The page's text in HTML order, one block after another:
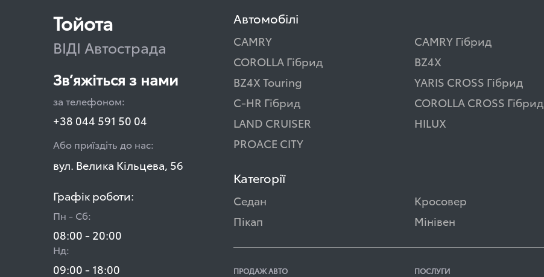
Тойота
ВІДІ Автострада
Зв’яжіться з нами
за телефоном:
+38 044 591 50 04
Або приїздіть до нас:
вул. Велика Кільцева, 56
Графік роботи:
Пн - Сб:
08:00 - 20:00
Нд:
09:00 - 18:00
Автомобілі
CAMRY CAMRY Гібрид
COROLLA Гібрид
BZ4X
BZ4X Touring
YARIS CROSS Гібрид
C-HR Гібрид
COROLLA CROSS Гібрид
LAND CRUISER
HILUX
PROACE CITY
Категорії
Седан Кросовер
Пікап
Мінівен
ПРОДАЖ АВТО ПОСЛУГИ